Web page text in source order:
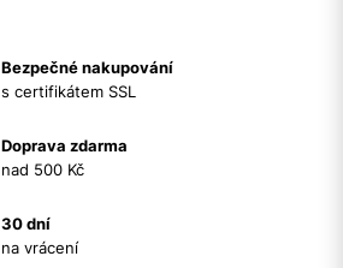
Bezpečné nakupování
s certifikátem SSL
Doprava zdarma
nad 500 Kč
30 dní
na vrácení